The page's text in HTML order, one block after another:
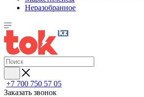
Неразобранное
+7 700 750 57 05
Заказать звонок